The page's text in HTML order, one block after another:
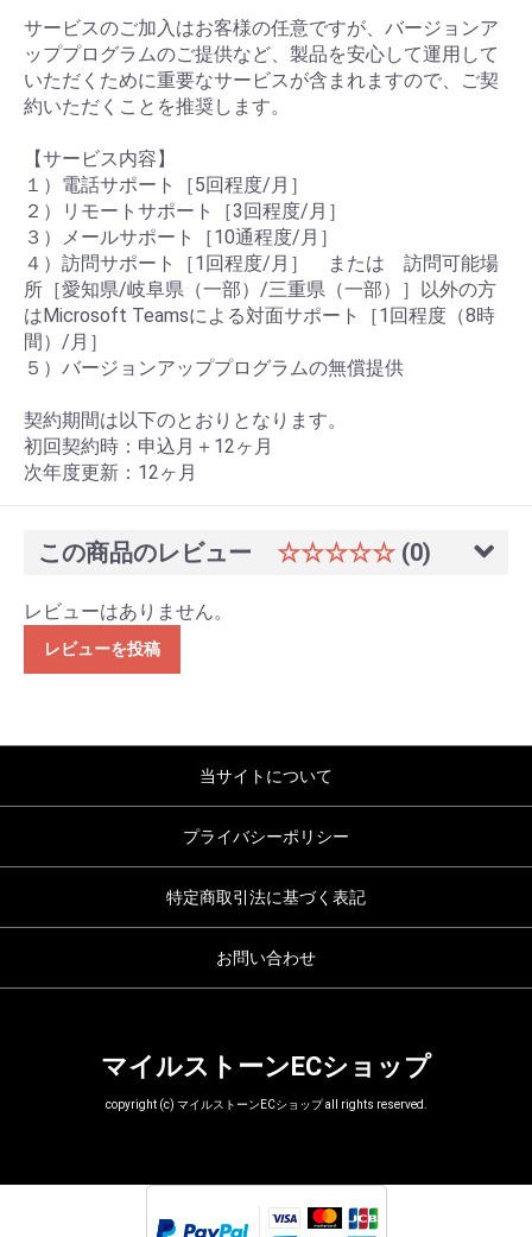
サービスのご加入はお客様の任意ですが、バージョンア
ッププログラムのご提供など、製品を安心して運用して
いただくために重要なサービスが含まれますので、ご契
約いただくことを推奨します。
【サービス内容】
１）電話サポート［5回程度/月］
２）リモートサポート［3回程度/月］
３）メールサポート［10通程度/月］
４）訪問サポート［1回程度/月］ または 訪問可能場
所［愛知県/岐阜県（一部）/三重県（一部）］以外の方
はMicrosoft Teamsによる対面サポート［1回程度（8時
間）/月］
５）バージョンアッププログラムの無償提供
契約期間は以下のとおりとなります。
初回契約時：申込月＋12ヶ月
次年度更新：12ヶ月
この商品のレビュー ☆☆☆☆☆ (0)
レビューはありません。
レビューを投稿
当サイトについて
プライバシーポリシー
特定商取引法に基づく表記
お問い合わせ
マイルストーンECショップ
copyright (c) マイルストーンECショップ all rights reserved.